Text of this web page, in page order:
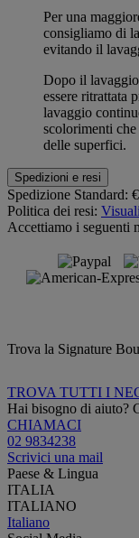
Per una
consigliamo di
evitando il
Dopo il
essere ritrattata
lavaggio
scolorimenti
delle superfici.
Spedizioni e resi
Spedizione Standard:
Politica dei resi:
Accettiamo i seguenti
Trova la Signature
TROVA TUTTI I
Hai bisogno di aiuto?
CHIAMACI
02 9834238
Scrivici una mail
Paese & Lingua
ITALIA
ITALIANO
Italiano